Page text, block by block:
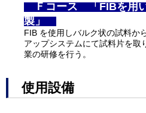
Ｆコース 「FIBを用
製」
FIB を使用しバルク状の試料か
アップシステムにて試料片を取
業の研修を行う。
使用設備